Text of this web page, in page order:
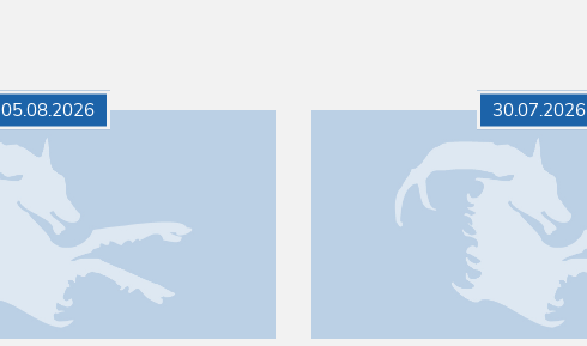
05.08.2026 30.07.2026